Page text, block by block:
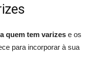
quem tem varizes e os
para incorporar à sua